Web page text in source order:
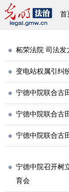
首
柘荣法院 司法发
变电站权属引纠
宁德中院联合古
宁德中院联合古
宁德中院联合古
宁德中院召开树
育会